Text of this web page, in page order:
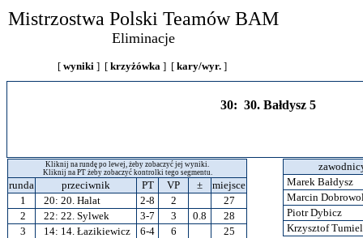
Mistrzostwa Polski Teamów BAM
Eliminacje
[ wyniki ] [ krzyżówka ] [ kary/wyr. ]
30: 30. Bałdysz 5
Kliknij na rundę po lewej, żeby zobaczyć jej wyniki.
Kliknij na PT żeby zobaczyć kontrolki tego segmentu.
runda przeciwnik PT VP ±
miejsce
1
20: 20. Halat 2-8 2
27
2
22: 22. Sylwek 3-7 3 0.8
28
3
14: 14. Łazikiewicz 6-4 6
25
Marek Bałdysz
Marcin
Piotr Dybicz
Krzysztof